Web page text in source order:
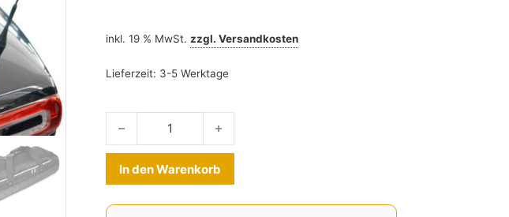
inkl. 19 % MwSt. zzgl. Versandkosten
Lieferzeit: 3-5 Werktage
Reisetaschenset Fiat 124 Spider 2015-2020 Menge
In den Warenkorb